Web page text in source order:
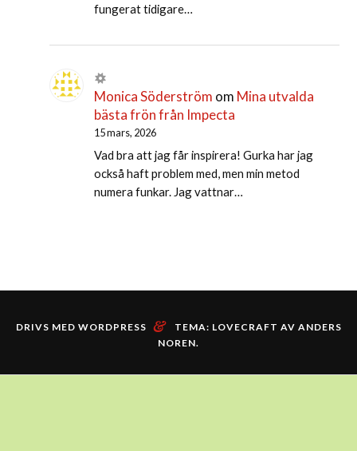
fungerat tidigare…
Monica Söderström om Mina utvalda
bästa frön från Impecta
15 mars, 2026
Vad bra att jag får inspirera! Gurka har jag
också haft problem med, men min metod
numera funkar. Jag vattnar…
DRIVS MED WORDPRESS & TEMA: LOVECRAFT AV ANDERS
NOREN.